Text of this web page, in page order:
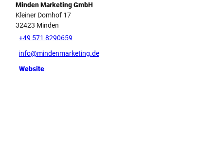
Minden Marketing GmbH
Kleiner Domhof 17
32423 Minden
+49 571 8290659
info@mindenmarketing.de
Website